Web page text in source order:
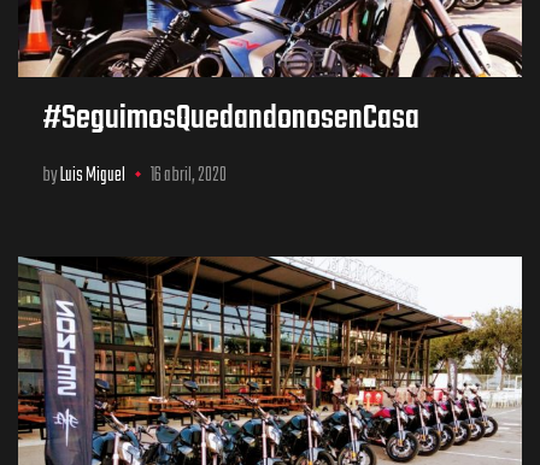
#SeguimosQuedandonosenCasa
byLuis Miguel 16 abril, 2020